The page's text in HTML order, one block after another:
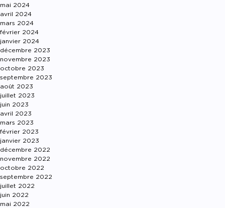
mai 2024
avril 2024
mars 2024
février 2024
janvier 2024
décembre 2023
novembre 2023
octobre 2023
septembre 2023
août 2023
juillet 2023
juin 2023
avril 2023
mars 2023
février 2023
janvier 2023
décembre 2022
novembre 2022
octobre 2022
septembre 2022
juillet 2022
juin 2022
mai 2022